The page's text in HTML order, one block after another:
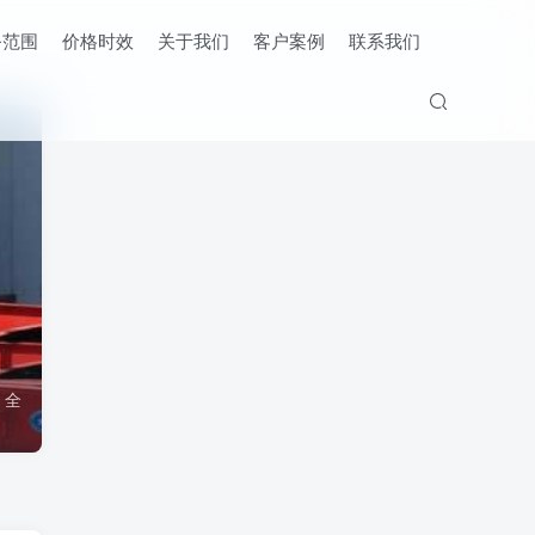
围 价格时效 关于我们 客户案例 联系我们
全